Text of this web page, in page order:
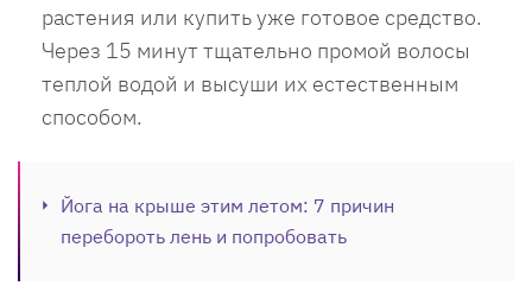
растения или купить уже готовое средство.
Через 15 минут тщательно промой волосы
теплой водой и высуши их естественным
способом.
Йога на крыше этим летом: 7 причин
перебороть лень и попробовать